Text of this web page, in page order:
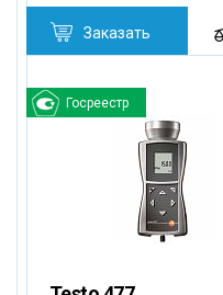
Заказать
Госреестр